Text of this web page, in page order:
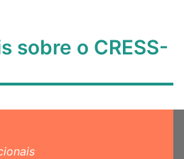
sobre o CRESS-